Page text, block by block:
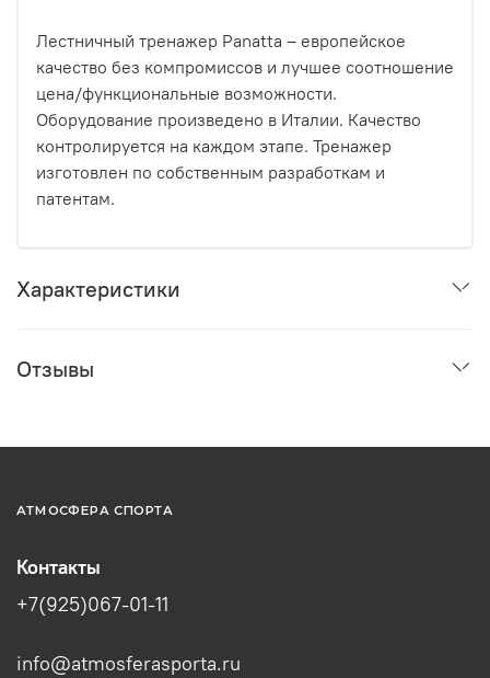
Лестничный тренажер Panatta – европейское
качество без компромиссов и лучшее соотношение
цена/функциональные возможности.
Оборудование произведено в Италии. Качество
контролируется на каждом этапе. Тренажер
изготовлен по собственным разработкам и
патентам.
Характеристики
Отзывы
АТМОСФЕРА СПОРТА
Контакты
+7(925)067-01-11
info@atmosferasporta.ru